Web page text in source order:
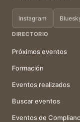
Instagram
DIRECTORIO
Próximos eventos
Formación
Eventos realizados
Buscar eventos
Eventos de